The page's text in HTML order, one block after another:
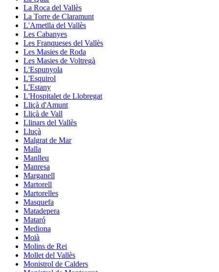
La Roca del Vallès
La Torre de Claramunt
L'Ametlla del Vallès
Les Cabanyes
Les Franqueses del Vallès
Les Masies de Roda
Les Masies de Voltregà
L'Espunyola
L'Esquirol
L'Estany
L'Hospitalet de Llobregat
Lliçà d'Amunt
Lliçà de Vall
Llinars del Vallès
Lluçà
Malgrat de Mar
Malla
Manlleu
Manresa
Marganell
Martorell
Martorelles
Masquefa
Matadepera
Mataró
Mediona
Moià
Molins de Rei
Mollet del Vallès
Monistrol de Calders